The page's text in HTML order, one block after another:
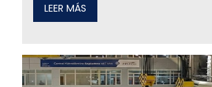
LEER MÁS